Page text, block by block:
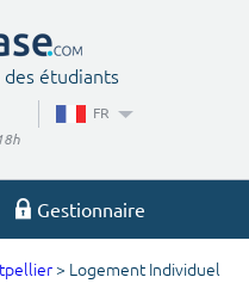
étudiants
FR
Gestionnaire
> Logement Individuel